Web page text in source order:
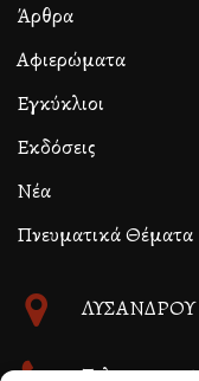
Άρθρα
Αφιερώματα
Εγκύκλιοι
Εκδόσεις
Νέα
Πνευματικά Θέματα
ΛΥΣΑΝΔΡΟΥ